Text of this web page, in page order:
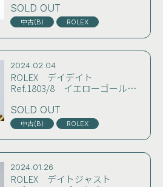
ル 国内正規保証書とクロノメ
ーター証付き コンディション
良好
SOLD OUT
中古(B) ROLEX
2024.02.04
ROLEX デイデイト
Ref.1803/8 イエローゴールド
ーマン)ダイヤル 71年製 当時
物純正スイス製ブレス付き
SOLD OUT
中古(B) ROLEX
2024.01.26
ROLEX デイトジャスト